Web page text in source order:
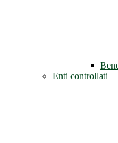
Enti controllati